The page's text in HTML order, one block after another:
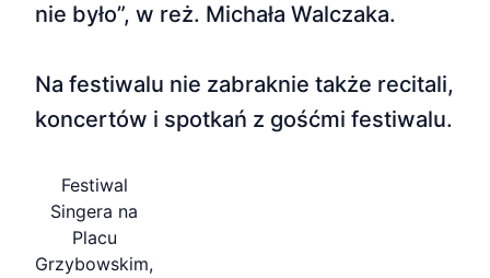
nie było”, w reż. Michała Walczaka.
Na festiwalu nie zabraknie także recitali,
koncertów i spotkań z gośćmi festiwalu.
Festiwal
Singera na
Placu
Grzybowskim,